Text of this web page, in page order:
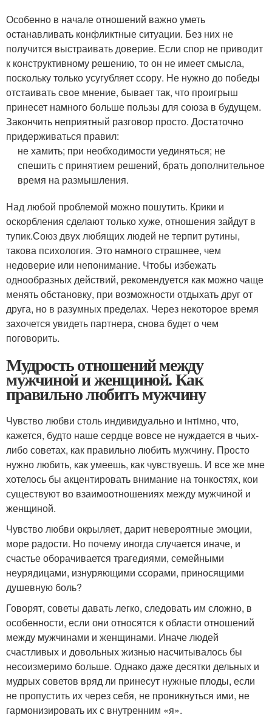
Особенно в начале отношений важно уметь
останавливать конфликтные ситуации. Без них не
получится выстраивать доверие. Если спор не приводит
к конструктивному решению, то он не имеет смысла,
поскольку только усугубляет ссору. Не нужно до победы
отстаивать свое мнение, бывает так, что проигрыш
принесет намного больше пользы для союза в будущем.
Закончить неприятный разговор просто. Достаточно
придерживаться правил:
не хамить; при необходимости уединяться; не
спешить с принятием решений, брать дополнительное
время на размышления.
Над любой проблемой можно пошутить. Крики и
оскорбления сделают только хуже, отношения зайдут в
тупик.Союз двух любящих людей не терпит рутины,
такова психология. Это намного страшнее, чем
недоверие или непонимание. Чтобы избежать
однообразных действий, рекомендуется как можно чаще
менять обстановку, при возможности отдыхать друг от
друга, но в разумных пределах. Через некоторое время
захочется увидеть партнера, снова будет о чем
поговорить.
Мудрость отношений между
мужчиной и женщиной. Как
правильно любить мужчину
Чувство любви столь индивидуально и iнтiмно, что,
кажется, будто наше сердце вовсе не нуждается в чьих-
либо советах, как правильно любить мужчину. Просто
нужно любить, как умеешь, как чувствуешь. И все же мне
хотелось бы акцентировать внимание на тонкостях, кои
существуют во взаимоотношениях между мужчиной и
женщиной.
Чувство любви окрыляет, дарит невероятные эмоции,
море радости. Но почему иногда случается иначе, и
счастье оборачивается трагедиями, семейными
неурядицами, изнуряющими ссорами, приносящими
душевную боль?
Говорят, советы давать легко, следовать им сложно, в
особенности, если они относятся к области отношений
между мужчинами и женщинами. Иначе людей
счастливых и довольных жизнью насчитывалось бы
несоизмеримо больше. Однако даже десятки дельных и
мудрых советов вряд ли принесут нужные плоды, если
не пропустить их через себя, не проникнуться ими, не
гармонизировать их с внутренним «я».